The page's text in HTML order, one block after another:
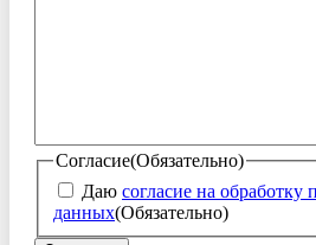
Согласие(Обязательно)
Даю согласие на обработку
данных(Обязательно)